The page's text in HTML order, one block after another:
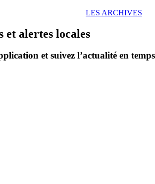
LES ARCHIVES
alertes locales
et suivez l’actualité en